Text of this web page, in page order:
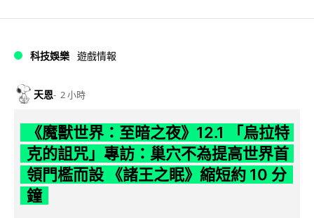
科技娛樂 遊戲情報
天恩 2 小時
《魔獸世界：至暗之夜》12.1 「烏拉特
克的詛咒」專訪：巢穴不為提高世界首
領門檻而設 《諸王之眠》縮短約 10 分
鐘